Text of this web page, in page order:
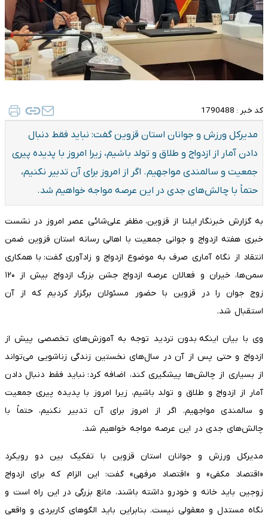
کد خبر : 1790488
مدیرکل ورزش و جوانان استان قزوین گفت: نباید فقط دنبال
دادن آمار از ازدواج و طلاق و تولد باشیم، زیرا امروز با پدیده پیری
جمعیت و سالمندی مواجهیم. اگر از امروز برای آن تدبیر نکنیم،
حتماً با چالش‌های جدی در این عرصه مواجه خواهیم شد.
به گزارش خبرنگار ایلنا از قزوین، مظفر علی‌شائی عصر امروز در نشست
خبری هفته ازدواج و جوانی جمعیت با اهالی رسانه استان قزوین ضمن
انتقاد از نگاه آماری صرف به موضوع ازدواج و زادآوری گفت: با همکاری
سمن‌ها، خیران و فعالان عرصه ازدواج جشن بزرگ ازدواج بیش از ۱۲۰
زوج جوان را در قزوین با حضور مسئولان برگزار کردیم که از آن
استقبال شد.
وی با بیان اینکه بدون تردید توجه به آموزش‌های تخصصی پیش از
ازدواج و حتی پس از آن در سال‌های نخستین زندگی زناشویی می‌تواند
از بسیاری از چالش‌ها پیشگیری کند، اضافه کرد:‌ نباید فقط دنبال دادن
آمار از ازدواج و طلاق و تولد باشیم، زیرا امروز با پدیده پیری جمعیت
و سالمندی مواجهیم. اگر از امروز برای آن تدبیر نکنیم، حتماً با
چالش‌های جدی در این عرصه مواجه خواهیم شد.
مدیرکل ورزش و جوانان استان قزوین با تفکیک بین دو رویکرد
«اقتصاد مکفی» و «اقتصاد مرفهی» گفت: این الزام که برای ازدواج
زوجین باید خانه و خودرو داشته باشند، مانع بزرگی در این راه است و
نگاه مستدل و معقولی نیست. بنابراین باید الگوهای کاربردی و واقعی